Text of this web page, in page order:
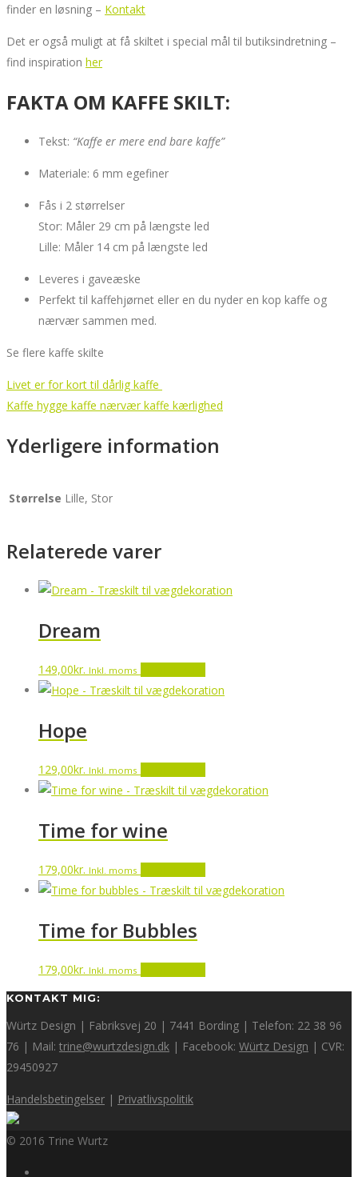
finder en løsning – Kontakt
Det er også muligt at få skiltet i special mål til butiksindretning –
find inspiration her
FAKTA OM KAFFE SKILT:
Tekst: “Kaffe er mere end bare kaffe”
Materiale: 6 mm egefiner
Fås i 2 størrelser
Stor: Måler 29 cm på længste led
Lille: Måler 14 cm på længste led
Leveres i gaveæske
Perfekt til kaffehjørnet eller en du nyder en kop kaffe og
nærvær sammen med.
Se flere kaffe skilte
Livet er for kort til dårlig kaffe
Kaffe hygge kaffe nærvær kaffe kærlighed
Yderligere information
Størrelse Lille, Stor
Relaterede varer
Dream
149,00kr. Inkl. moms
Hope
129,00kr. Inkl. moms
Time for wine
179,00kr. Inkl. moms
Time for Bubbles
179,00kr. Inkl. moms
KONTAKT MIG:
Würtz Design | Fabriksvej 20 | 7441 Bording | Telefon: 22 38 96
76 | Mail: trine@wurtzdesign.dk | Facebook: Würtz Design | CVR:
29450927
Handelsbetingelser | Privatlivspolitik
© 2016 Trine Wurtz